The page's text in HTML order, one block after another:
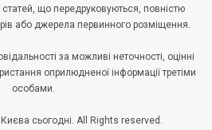
статей, що передруковуються, повністю
або джерела первинного розміщення.
за можливі неточності, оцінні
оприлюдненої інформації третіми
особами.
сьогодні. All Rights reserved.